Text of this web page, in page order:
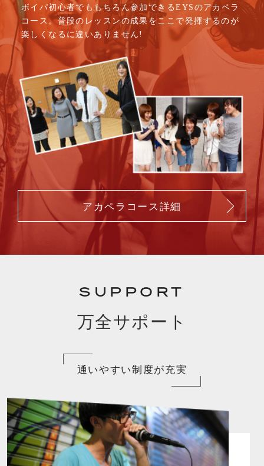
ボイパ初心者でももちろん参加できるEYSのアカペラ
コース。普段のレッスンの成果をここで発揮するのが
楽しくなるに違いありません!
アカペラコース詳細
SUPPORT
万全サポート
通いやすい制度が充実